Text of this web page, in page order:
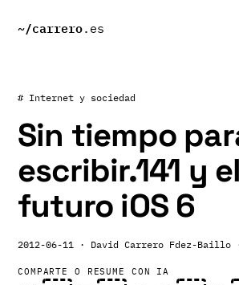
~/carrero.es
# Internet y sociedad
Sin tiempo
escribir.141 y el
futuro iOS 6
2012-06-11 · David Carrero Fdez-Baillo
COMPARTE O RESUME CON IA